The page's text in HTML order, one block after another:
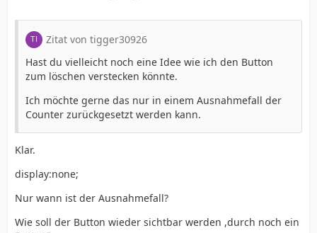
Zitat von tigger30926
Hast du vielleicht noch eine Idee wie ich den Button
zum löschen verstecken könnte.
Ich möchte gerne das nur in einem Ausnahmefall der
Counter zurückgesetzt werden kann.
Klar.
display:none;
Nur wann ist der Ausnahmefall?
Wie soll der Button wieder sichtbar werden ,durch noch ein